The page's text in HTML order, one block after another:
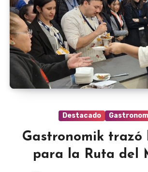
Destacado
Gastronomik trazó
para la Ruta del